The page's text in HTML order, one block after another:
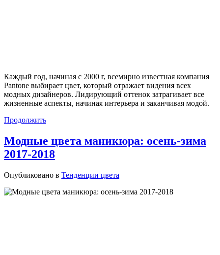
Каждый год, начиная с 2000 г, всемирно известная компания
Pantone выбирает цвет, который отражает видения всех
модных дизайнеров. Лидирующий оттенок затрагивает все
жизненные аспекты, начиная интерьера и заканчивая модой.
Продолжить
Модные цвета маникюра: осень-зима
2017-2018
Опубликовано в Тенденции цвета